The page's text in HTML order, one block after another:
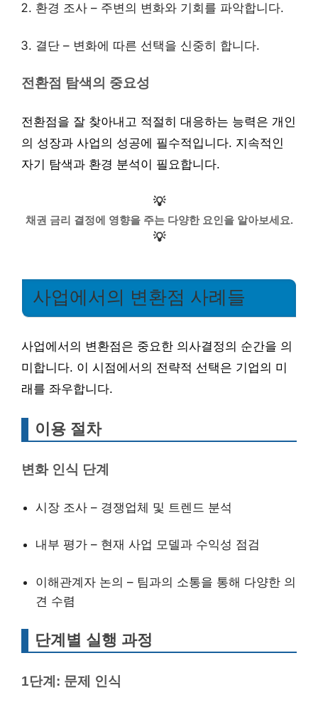
환경 조사 – 주변의 변화와 기회를 파악합니다.
결단 – 변화에 따른 선택을 신중히 합니다.
전환점 탐색의 중요성
전환점을 잘 찾아내고 적절히 대응하는 능력은 개인
의 성장과 사업의 성공에 필수적입니다. 지속적인
자기 탐색과 환경 분석이 필요합니다.
💡
채권 금리 결정에 영향을 주는 다양한 요인을 알아보세요.
💡
사업에서의 변환점 사례들
사업에서의 변환점은 중요한 의사결정의 순간을 의
미합니다. 이 시점에서의 전략적 선택은 기업의 미
래를 좌우합니다.
이용 절차
변화 인식 단계
시장 조사 – 경쟁업체 및 트렌드 분석
내부 평가 – 현재 사업 모델과 수익성 점검
이해관계자 논의 – 팀과의 소통을 통해 다양한 의
견 수렴
단계별 실행 과정
1단계: 문제 인식